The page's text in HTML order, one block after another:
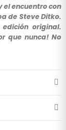
el encuentro con
de Steve Ditko.
original.
que nunca! No